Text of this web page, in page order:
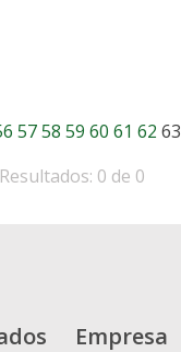
5758 59 60 61 62 63
Resultados: 0 de 0
Empresa